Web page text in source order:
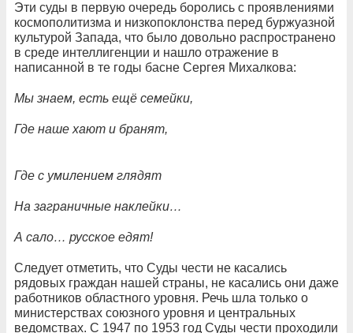
Эти суды в первую очередь боролись с проявлениями
космополитизма и низкопоклонства перед буржуазной
культурой Запада, что было довольно распространено
в среде интеллигенции и нашло отражение в
написанной в те годы басне Сергея Михалкова:
Мы знаем, есть ещё семейки,
Где наше хают и бранят,
Где с умилением глядят
На заграничные наклейки…
А сало… русское едят!
Следует отметить, что Суды чести не касались
рядовых граждан нашей страны, не касались они даже
работников областного уровня. Речь шла только о
министерствах союзного уровня и центральных
ведомствах. С 1947 по 1953 год Cуды чести проходили